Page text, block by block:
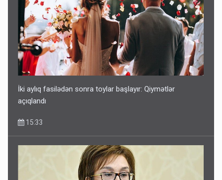
İki aylıq fasilədən sonra toylar başlayır: Qiymətlər
açıqlandı
15:33